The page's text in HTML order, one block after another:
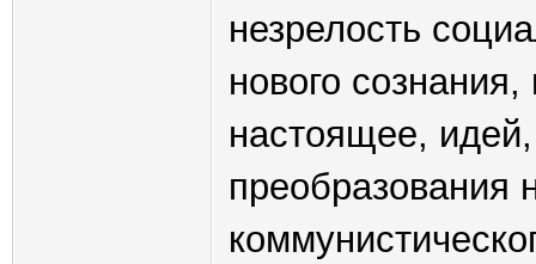
незрелость
нового
настоящее,
преобразования